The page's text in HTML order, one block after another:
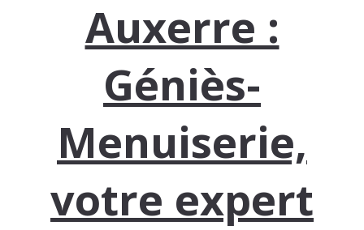
Auxerre :
Géniès-
Menuiserie,
votre expert